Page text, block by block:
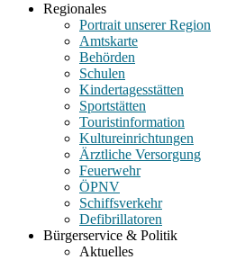
Regionales
Portrait unserer Region
Amtskarte
Behörden
Schulen
Kindertagesstätten
Sportstätten
Touristinformation
Kultureinrichtungen
Ärztliche Versorgung
Feuerwehr
ÖPNV
Schiffsverkehr
Defibrillatoren
Bürgerservice & Politik
Aktuelles